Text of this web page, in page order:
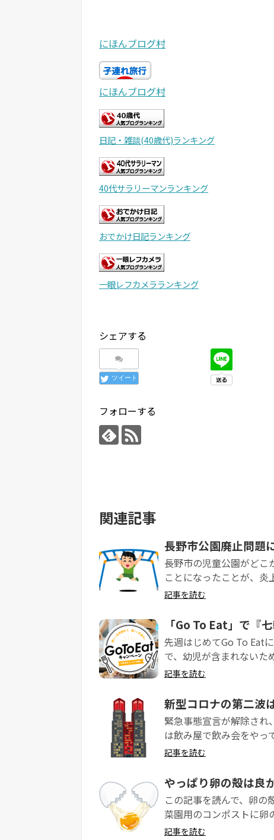
にほんブログ村
にほんブログ村
日記・雑談(40歳代)ランキング
40代サラリーマンランキング
おでかけ日記ランキング
一眼レフカメラランキング
シェアする
ツイート
フォローする
関連記事
長野市公園廃止問題
長野市の児童公園がどこ
ことになったことが、炎
記事を読む
「Go To Eat」で『
先週はじめてGo To Eat
で、幼児が含まれないた
記事を読む
新型コロナの第二波
緊急事態宣言が解除され
は飲み屋で飲み会をやっ
記事を読む
やっぱり卵の殻は良
この記事を読んで、卵
菜園用のコンポストに卵
記事を読む